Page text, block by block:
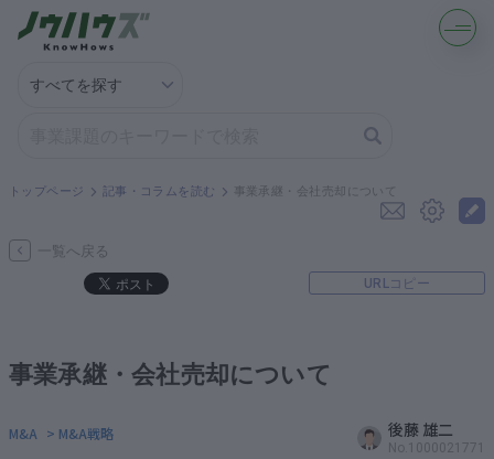
解決策を募集する
契約書ひな型を探す
専門家に電話する
トップページ 記事・コラムを読む 事業承継・会社売却について
一覧へ戻る
URLコピー
事業承継・会社売却について
M&A > M&A戦略 後藤 雄二
No.1000021771